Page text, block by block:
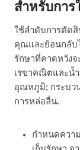
สำหรับการ
ใช้ลำดับการตัด
คุณและย้อนกลับ
รักษาที่คาดหวัง
เรขาคณิตและน้
อุณหภูมิ; กระบว
การหล่อลื่น.
กำหนดควา